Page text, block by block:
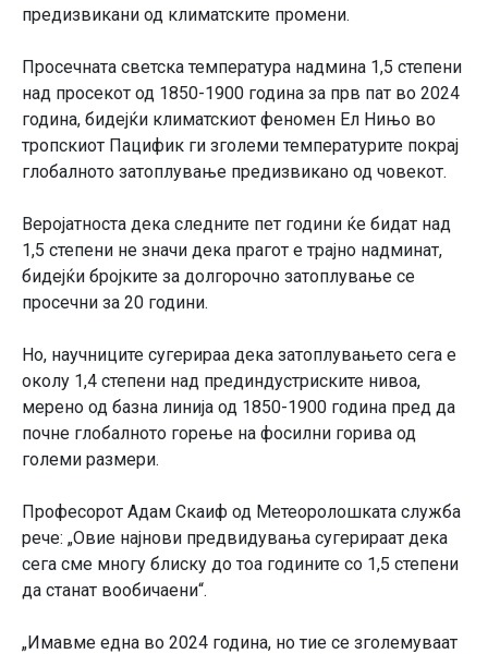
предизвикани од климатските промени.
Просечната светска температура надмина 1,5 степени
над просекот од 1850-1900 година за прв пат во 2024
година, бидејќи климатскиот феномен Ел Нињо во
тропскиот Пацифик ги зголеми температурите покрај
глобалното затоплување предизвикано од човекот.
Веројатноста дека следните пет години ќе бидат над
1,5 степени не значи дека прагот е трајно надминат,
бидејќи бројките за долгорочно затоплување се
просечни за 20 години.
Но, научниците сугерираа дека затоплувањето сега е
околу 1,4 степени над прединдустриските нивоа,
мерено од базна линија од 1850-1900 година пред да
почне глобалното горење на фосилни горива од
големи размери.
Професорот Адам Скаиф од Метеоролошката служба
рече: „Овие најнови предвидувања сугерираат дека
сега сме многу блиску до тоа годините со 1,5 степени
да станат вообичаени“.
„Имавме една во 2024 година, но тие се зголемуваат